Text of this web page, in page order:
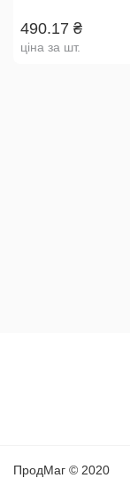
490.17 ₴
ціна за шт.
ПродМаг © 2020